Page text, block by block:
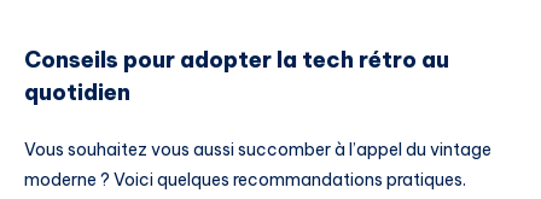
Conseils pour adopter la tech rétro au
quotidien
Vous souhaitez vous aussi succomber à l’appel du vintage
moderne ? Voici quelques recommandations pratiques.